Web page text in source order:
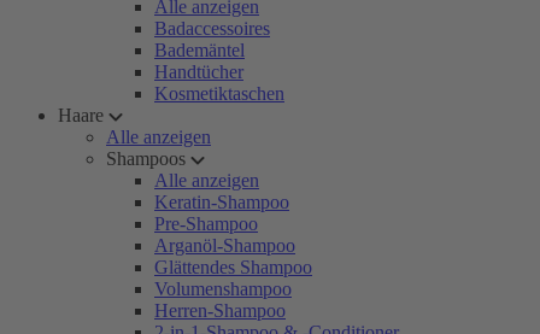
Alle anzeigen
Badaccessoires
Bademäntel
Handtücher
Kosmetiktaschen
Haare
Alle anzeigen
Shampoos
Alle anzeigen
Keratin-Shampoo
Pre-Shampoo
Arganöl-Shampoo
Glättendes Shampoo
Volumenshampoo
Herren-Shampoo